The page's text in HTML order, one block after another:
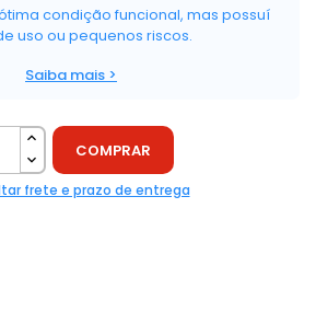
condição funcional, mas possuí
uso ou pequenos riscos.
Saiba mais >
COMPRAR
frete e prazo de entrega